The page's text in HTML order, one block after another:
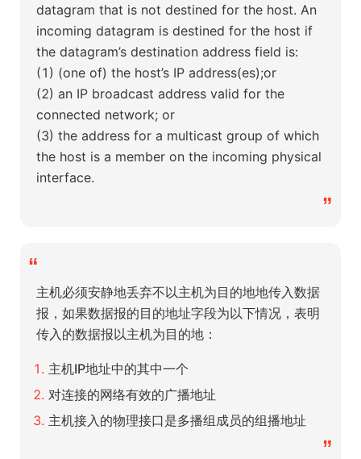
datagram that is not destined for the host. An
incoming datagram is destined for the host if
the datagram’s destination address field is:
(1) (one of) the host’s IP address(es);or
(2) an IP broadcast address valid for the
connected network; or
(3) the address for a multicast group of which
the host is a member on the incoming physical
interface.
”
“
主机必须安静地丢弃不以主机为目的地地传入数据
报，如果数据报的目的地址字段为以下情况，表明
传入的数据报以主机为目的地：
主机IP地址中的其中一个
对连接的网络有效的广播地址
主机接入的物理接口是多播组成员的组播地址
”